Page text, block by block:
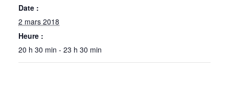
Date :
2 mars 2018
Heure :
20 h 30 min - 23 h 30 min